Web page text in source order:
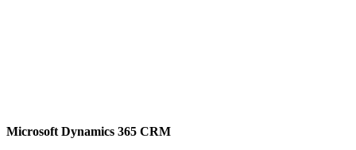
Microsoft Dynamics 365 CRM